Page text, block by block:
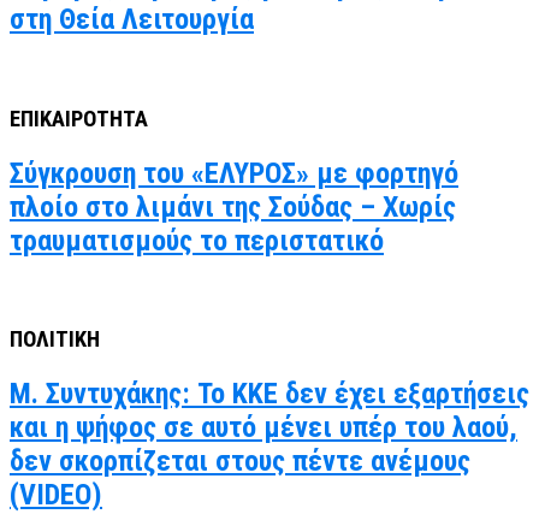
στη Θεία Λειτουργία
ΕΠΙΚΑΙΡΟΤΗΤΑ
Σύγκρουση του «ΕΛΥΡΟΣ» με φορτηγό
πλοίο στο λιμάνι της Σούδας – Χωρίς
τραυματισμούς το περιστατικό
ΠΟΛΙΤΙΚΗ
Μ. Συντυχάκης: Το ΚΚΕ δεν έχει εξαρτήσεις
και η ψήφος σε αυτό μένει υπέρ του λαού,
δεν σκορπίζεται στους πέντε ανέμους
(VIDEO)